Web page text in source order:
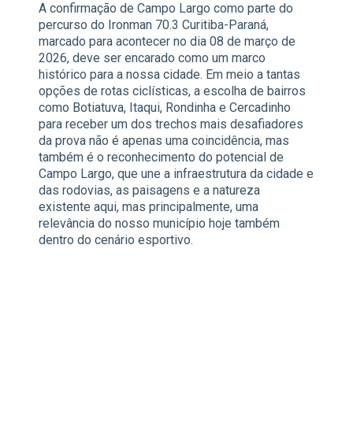
A confirmação de Campo Largo como parte do
percurso do Ironman 70.3 Curitiba-Paraná,
marcado para acontecer no dia 08 de março de
2026, deve ser encarado como um marco
histórico para a nossa cidade. Em meio a tantas
opções de rotas ciclísticas, a escolha de bairros
como Botiatuva, Itaqui, Rondinha e Cercadinho
para receber um dos trechos mais desafiadores
da prova não é apenas uma coincidência, mas
também é o reconhecimento do potencial de
Campo Largo, que une a infraestrutura da cidade e
das rodovias, as paisagens e a natureza
existente aqui, mas principalmente, uma
relevância do nosso município hoje também
dentro do cenário esportivo.